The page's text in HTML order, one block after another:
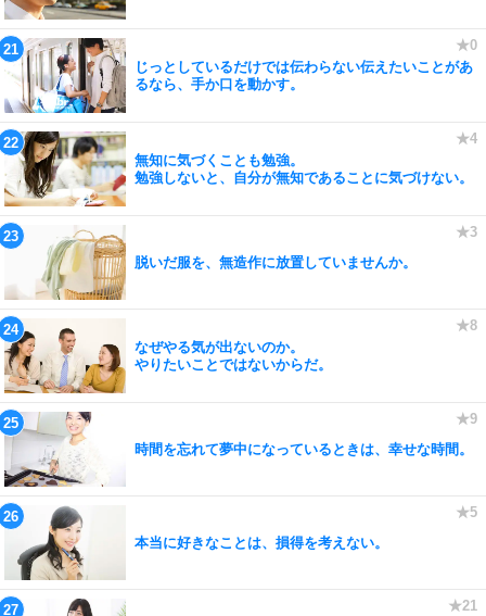
じっとしているだけでは伝わらない伝えたいことがあ
るなら、手か口を動かす。
無知に気づくことも勉強。
勉強しないと、自分が無知であることに気づけない。
脱いだ服を、無造作に放置していませんか。
なぜやる気が出ないのか。
やりたいことではないからだ。
時間を忘れて夢中になっているときは、幸せな時間。
本当に好きなことは、損得を考えない。